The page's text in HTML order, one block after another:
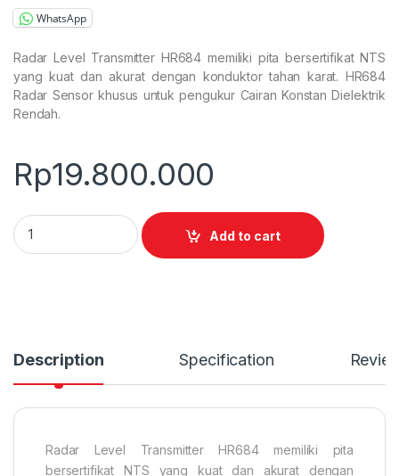
WhatsApp
Radar Level Transmitter HR684 memiliki pita bersertifikat NTS
yang kuat dan akurat dengan konduktor tahan karat. HR684
Radar Sensor khusus untuk pengukur Cairan Konstan Dielektrik
Rendah.
Rp19.800.000
Radar Level Transmitter HR684 quantity
Add to cart
Description Specification
Radar Level Transmitter HR684 memiliki pita
bersertifikat NTS yang kuat dan akurat dengan